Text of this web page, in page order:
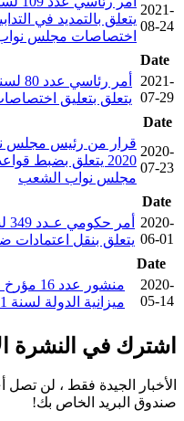
2021-
08-24 يتعلق بالتمديد في
اختصاصات مجلس
Date
2021-
07-29 يتعلق بتعليق
Date
2020-
07-23
2020 يتعلق بضبط
مجلس نواب الشعب
Date
2020-
06-01 يتعلق بنقل اعتمادات
Date
2020-
05-14
ميزانية الدولة لسنة 2021
اشترك في النشرة
الأخبار الجيدة فقط ، لن
صندوق البريد الخاص بك!